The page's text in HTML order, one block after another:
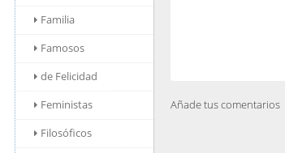
Familia
Famosos
de Felicidad
Feministas
Filosóficos
Añade tus comentarios